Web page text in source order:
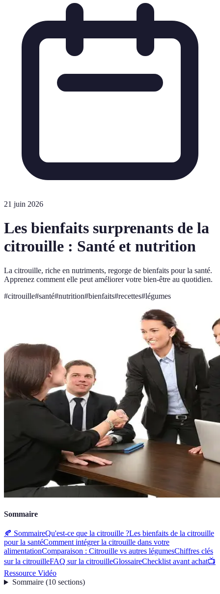
21 juin 2026
Les bienfaits surprenants de la
citrouille : Santé et nutrition
La citrouille, riche en nutriments, regorge de bienfaits pour la santé.
Apprenez comment elle peut améliorer votre bien-être au quotidien.
#citrouille#santé#nutrition#bienfaits#recettes#légumes
Sommaire
🍂 SommaireQu'est-ce que la citrouille ?Les bienfaits de la citrouille
pour la santéComment intégrer la citrouille dans votre
alimentationComparaison : Citrouille vs autres légumesChiffres clés
sur la citrouilleFAQ sur la citrouilleGlossaireChecklist avant achat📺
Ressource Vidéo
Sommaire(10 sections)